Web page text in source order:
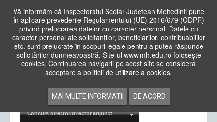
Vă informăm că Inspectoratul Scolar Judetean Mehedinti pune
în aplicare prevederile Regulamentului (UE) 2016/679 (GDPR)
privind prelucrarea datelor cu caracter personal. Datele cu
caracter personal ale solicitanților, beneficiarilor, contribuabililor
etc. sunt prelucrate în scopuri legale pentru a putea răspunde
solicitărilor dumneavoastră. Site-ul www.mh.edu.ro folosește
cookies. Continuarea navigarii pe acest site se considera
acceptare a politicii de utilizare a cookies.
MAI MULTE INFORMATII DE ACORD
Cauta
in
siteAcasa Cadre Didactice
Examene Naționale
Concurs director/director adjunct